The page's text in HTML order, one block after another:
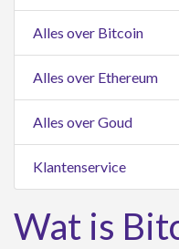
Alles over Bitcoin
Alles over Ethereum
Alles over Goud
Klantenservice
Wat is